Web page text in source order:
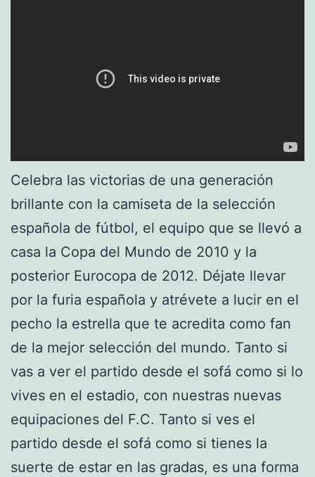
Celebra las victorias de una generación
brillante con la camiseta de la selección
española de fútbol, el equipo que se llevó a
casa la Copa del Mundo de 2010 y la
posterior Eurocopa de 2012. Déjate llevar
por la furia española y atrévete a lucir en el
pecho la estrella que te acredita como fan
de la mejor selección del mundo. Tanto si
vas a ver el partido desde el sofá como si lo
vives en el estadio, con nuestras nuevas
equipaciones del F.C. Tanto si ves el
partido desde el sofá como si tienes la
suerte de estar en las gradas, es una forma